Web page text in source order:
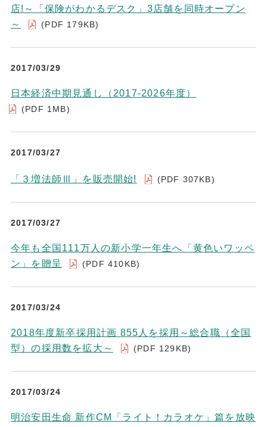
店!～「保険がわかるデスク」3店舗を同時オープン
～
(PDF 179KB)
2017/03/29
日本経済中期見通し（2017-2026年度）
(PDF 1MB)
2017/03/27
「３増法師Ⅲ」を販売開始! (PDF 307KB)
2017/03/27
今年も全国111万人の新小学一年生へ「黄色いワッペ
ン」を贈呈
(PDF 410KB)
2017/03/24
2018年度新卒採用計画 855人を採用～総合職（全国
型）の採用数を拡大～
(PDF 129KB)
2017/03/24
明治安田生命 新作CM「ライト！カラオケ」篇を放映